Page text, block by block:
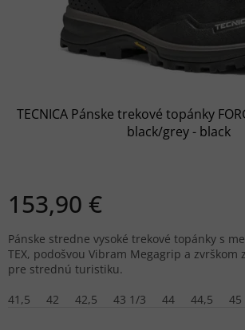
TECNICA Pánske trekové topánky
black/grey - black
153,90 €
Pánske stredne vysoké trekové topánky s
TEX, podošvou Vibram Megagrip a zvrškom
pre strednú turistiku.
41,5
42 42,5 43 1/3 44 44,5 45